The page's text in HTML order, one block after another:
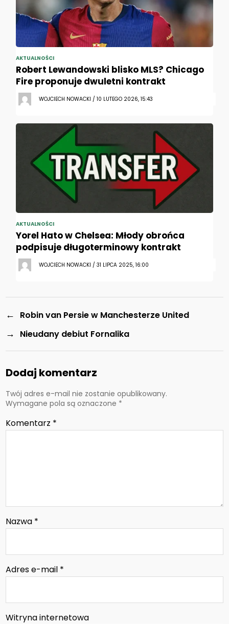
AKTUALNOŚCI
Robert Lewandowski blisko MLS? Chicago
Fire proponuje dwuletni kontrakt
WOJCIECH NOWACKI / 10 LUTEGO 2026, 15:43
AKTUALNOŚCI
Yorel Hato w Chelsea: Młody obrońca
podpisuje długoterminowy kontrakt
WOJCIECH NOWACKI / 31 LIPCA 2025, 16:00
← Robin van Persie w Manchesterze United
→ Nieudany debiut Fornalika
Dodaj komentarz
Twój adres e-mail nie zostanie opublikowany.
Wymagane pola są oznaczone *
Komentarz *
Nazwa *
Adres e-mail *
Witryna internetowa